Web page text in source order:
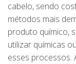
cabelo, sendo
métodos mais
produto químico,
utilizar químicas
esses processos.